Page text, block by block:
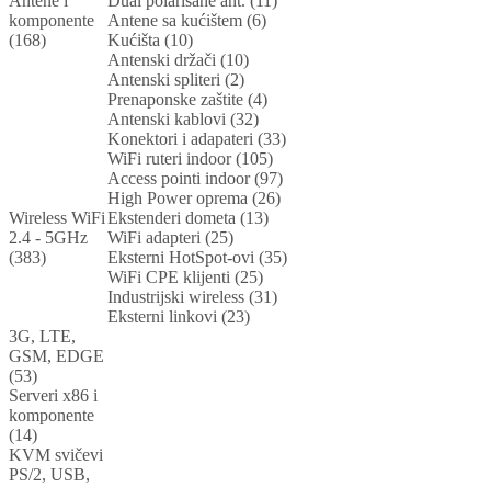
komponente
(168)
Antene sa kućištem (6)
Kućišta (10)
Antenski držači (10)
Antenski spliteri (2)
Prenaponske zaštite (4)
Antenski kablovi (32)
Konektori i adapateri (33)
Wireless WiFi
2.4 - 5GHz
(383)
WiFi ruteri indoor (105)
Access pointi indoor (97)
High Power oprema (26)
Ekstenderi dometa (13)
WiFi adapteri (25)
Eksterni HotSpot-ovi (35)
WiFi CPE klijenti (25)
Industrijski wireless (31)
Eksterni linkovi (23)
3G, LTE,
GSM, EDGE
(53)
Serveri x86 i
komponente
(14)
KVM svičevi
PS/2, USB,